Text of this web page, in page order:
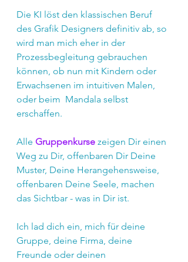
Die KI löst den klassischen Beruf
des Grafik Designers definitiv ab, so
wird man mich eher in der
Prozessbegleitung gebrauchen
können, ob nun mit Kindern oder
Erwachsenen im intuitiven Malen,
oder beim  Mandala selbst
erschaffen.
Alle Gruppenkurse zeigen Dir einen
Weg zu Dir, offenbaren Dir Deine
Muster, Deine Herangehensweise,
offenbaren Deine Seele, machen
das Sichtbar - was in Dir ist.
Ich lad dich ein, mich für deine
Gruppe, deine Firma, deine
Freunde oder deinen